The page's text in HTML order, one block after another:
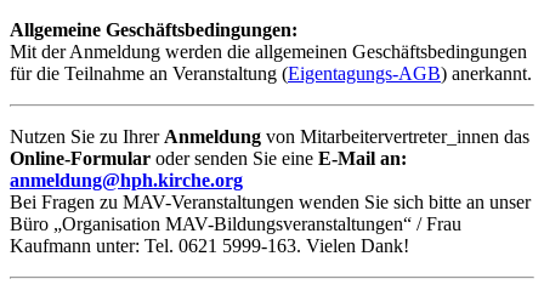
Allgemeine Geschäftsbedingungen:
Mit der Anmeldung werden die allgemeinen Geschäftsbedingungen
für die Teilnahme an Veranstaltung (Eigentagungs-AGB) anerkannt.
Nutzen Sie zu Ihrer Anmeldung von Mitarbeitervertreter_innen das
Online-Formular oder senden Sie eine E-Mail an:
anmeldung@hph.kirche.org
Bei Fragen zu MAV-Veranstaltungen wenden Sie sich bitte an unser
Büro „Organisation MAV-Bildungsveranstaltungen“ / Frau
Kaufmann unter: Tel. 0621 5999-163. Vielen Dank!